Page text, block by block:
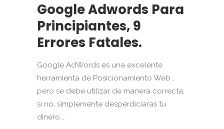
Google Adwords Para
Principiantes, 9
Errores Fatales.
Google AdWords es una excelente
herramienta de Posicionamiento Web ,
pero se debe utilizar de manera correcta,
si no, simplemente desperdiciaras tu
dinero....